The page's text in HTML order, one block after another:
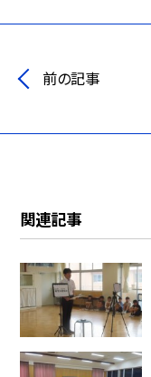
前の記事
関連記事